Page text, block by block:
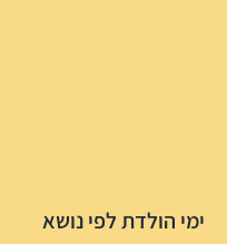
ימי הולדת לפי נושא